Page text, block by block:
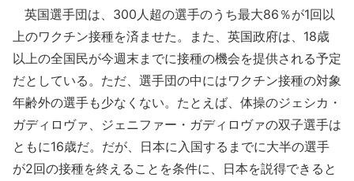
英国選手団は、300人超の選手のうち最大86％が1回以
上のワクチン接種を済ませた。また、英国政府は、18歳
以上の全国民が今週末までに接種の機会を提供される予定
だとしている。ただ、選手団の中にはワクチン接種の対象
年齢外の選手も少なくない。たとえば、体操のジェシカ・
ガディロヴァ、ジェニファー・ガディロヴァの双子選手は
ともに16歳だ。だが、日本に入国するまでに大半の選手
が2回の接種を終えることを条件に、日本を説得できると